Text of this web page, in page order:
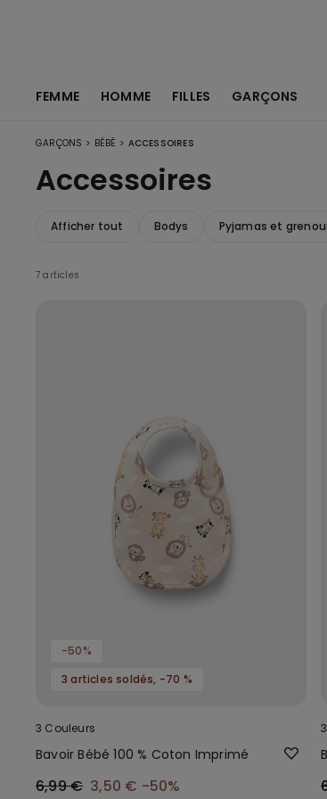
FEMME HOMME FILLES GARÇONS
GARÇONS > BÉBÉ > ACCESSOIRES
Accessoires
Afficher tout Bodys Pyjamas et
7 articles
-50%
3 articles soldés, -70 %
3 Couleurs
Bavoir Bébé 100 % Coton Imprimé
6,99 € 3,50 € -50%